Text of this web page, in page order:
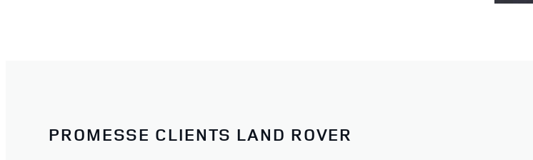
PROMESSE CLIENTS LAND ROVER